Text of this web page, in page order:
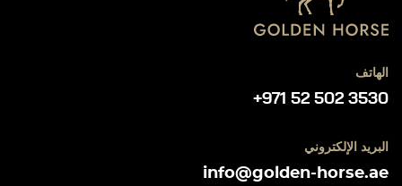
الهاتف
+971 52 502 3530
البريد الإلكتروني
info@golden-horse.ae